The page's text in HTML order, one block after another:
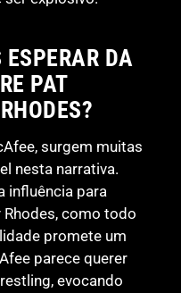
ESPERAR DA
PAT
surgem muitas
nesta narrativa.
influência para
como todo
promete um
parece querer
evocando